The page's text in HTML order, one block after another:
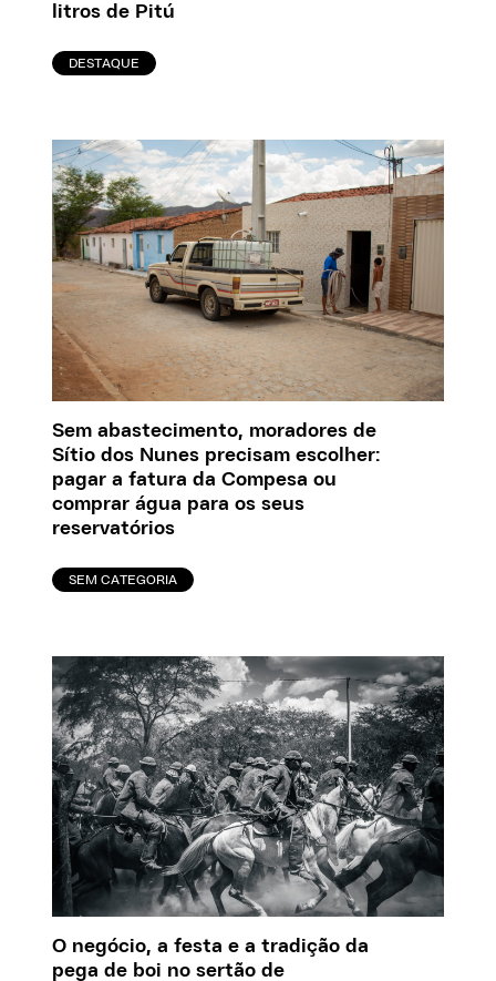
litros de Pitú
DESTAQUE
Sem abastecimento, moradores de
Sítio dos Nunes precisam escolher:
pagar a fatura da Compesa ou
comprar água para os seus
reservatórios
SEM CATEGORIA
O negócio, a festa e a tradição da
pega de boi no sertão de